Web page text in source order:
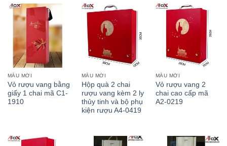
MẪU MỚI
Vỏ rượu vang bằng
giấy 1 chai mã C1-
1910
MẪU MỚI
Hộp quà 2 chai
rượu vang kèm 2 ly
thủy tinh và bộ phụ
kiện rượu A4-0419
MẪU MỚI
Vỏ rượu vang 2
chai cao cấp mã
A2-0219